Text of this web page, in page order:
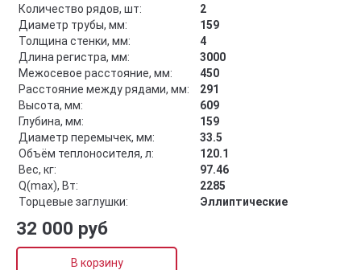
Количество рядов, шт:
2
Диаметр трубы, мм:
159
Толщина стенки, мм:
4
Длина регистра, мм:
3000
Межосевое расстояние, мм:
450
Расстояние между рядами, мм:
291
Высота, мм:
609
Глубина, мм:
159
Диаметр перемычек, мм:
33.5
Объём теплоносителя, л:
120.1
Вес, кг:
97.46
Q(max), Вт:
2285
Торцевые заглушки:
Эллиптические
32 000 руб
В корзину